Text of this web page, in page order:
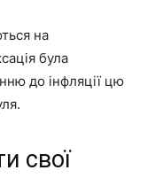
на
була
до інфляції цю
свої